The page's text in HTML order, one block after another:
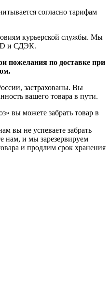
согласно тарифам
курьерской службы. Мы
и СДЭК.
пожелания по доставке при
застрахованы. Вы
вашего товара в пути.
вы можете забрать товар в
вы не успеваете забрать
нам, и мы зарезервируем
и продлим срок хранения